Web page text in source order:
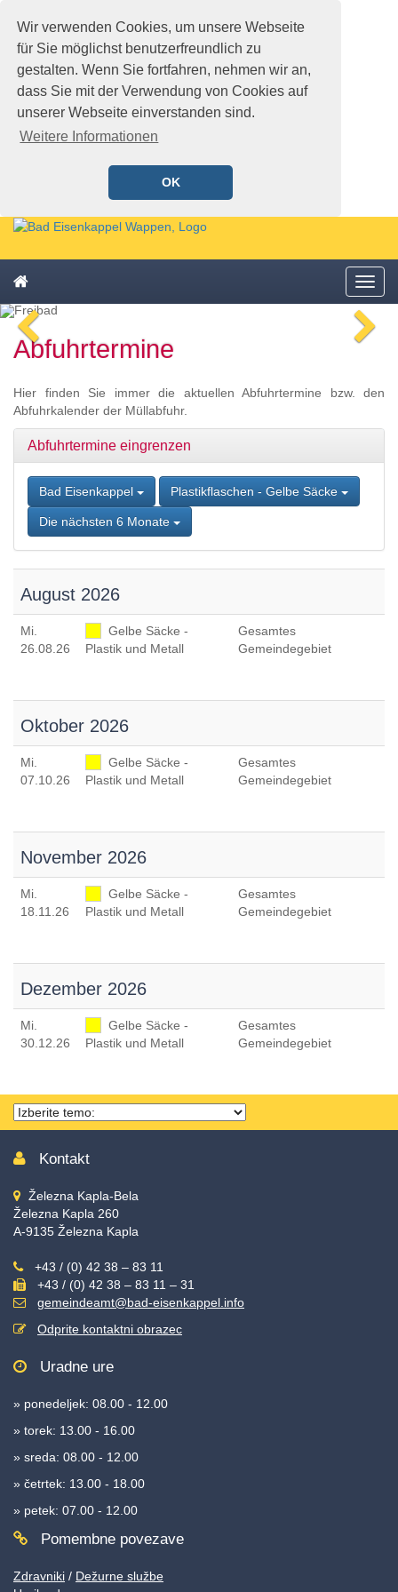
Wir verwenden Cookies, um unsere Webseite
für Sie möglichst benutzerfreundlich zu
gestalten. Wenn Sie fortfahren, nehmen wir an,
dass Sie mit der Verwendung von Cookies auf
unserer Webseite einverstanden sind.
Weitere Informationen
OK
Schnellmenü
Zur
springen,
Accesskey
Zur
Hauptnavigation
springen,
springen,
Kontaktseite
springen,
Sitemap
springen,
Accesskey
Schnellmenü
zurück
Menü
Bild
Zum
Schnellmenü
zurück
Abfuhrtermine
Hier finden Sie immer die aktuellen Abfuhrtermine bzw. den
Abfuhrkalender der Müllabfuhr.
Abfuhrtermine eingrenzen
Bad Eisenkappel Plastikflaschen - Gelbe Säcke
Die nächsten 6 Monate
August 2026
Mi.
26.08.26
Gelbe Säcke -
Plastik und Metall
Gesamtes
Gemeindegebiet
Oktober 2026
Mi.
07.10.26
Gelbe Säcke -
Plastik und Metall
Gesamtes
Gemeindegebiet
November 2026
Mi.
18.11.26
Gelbe Säcke -
Plastik und Metall
Gesamtes
Gemeindegebiet
Dezember 2026
Mi.
30.12.26
Gelbe Säcke -
Plastik und Metall
Gesamtes
Gemeindegebiet
Thema
wählen
Kontakt
Železna Kapla-Bela
Železna Kapla 260
A-9135 Železna Kapla
+43 / (0) 42 38 – 83 11
+43 / (0) 42 38 – 83 11 – 31
gemeindeamt@bad-eisenkappel.info
Odprite kontaktni obrazec
Uradne ure
» ponedeljek: 08.00 - 12.00
» torek: 13.00 - 16.00
» sreda: 08.00 - 12.00
» četrtek: 13.00 - 18.00
» petek: 07.00 - 12.00
Pomembne povezave
Zdravniki / Dežurne službe